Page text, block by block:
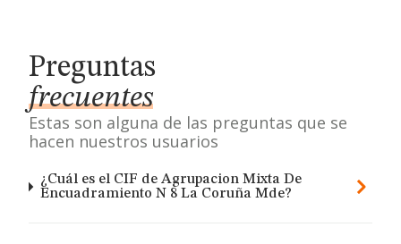
Preguntas
frecuentes
Estas son alguna de las preguntas que se
hacen nuestros usuarios
¿Cuál es el CIF de Agrupacion Mixta De
Encuadramiento N 8 La Coruña Mde?